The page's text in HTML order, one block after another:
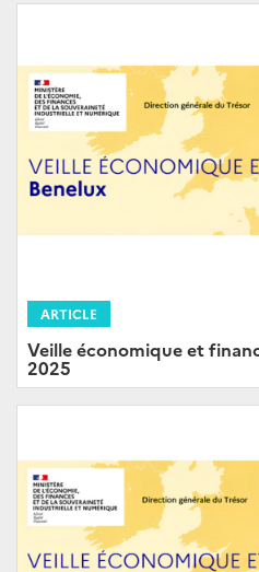
ARTICLE
Veille économique et
2025